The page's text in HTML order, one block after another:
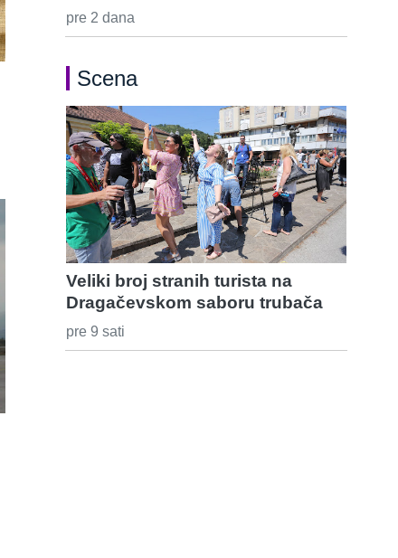
pre 2 dana
Scena
Veliki broj stranih turista na
Dragačevskom saboru trubača
pre 9 sati